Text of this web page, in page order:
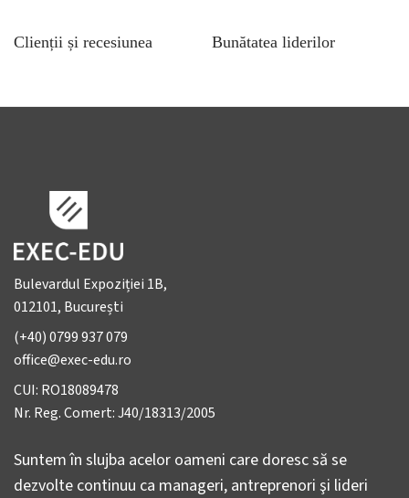
Clienții și recesiunea Bunătatea liderilor
Bulevardul Expoziției 1B,
012101, București
(+40) 0799 937 079
office@exec-edu.ro
CUI: RO18089478
Nr. Reg. Comert: J40/18313/2005
Suntem în slujba acelor oameni care doresc să se
dezvolte continuu ca manageri, antreprenori şi lideri